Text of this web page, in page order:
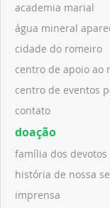
academia marial
água mineral
cidade do romeiro
centro de apoio ao
centro de eventos
contato
doação
família dos devotos
história de nossa
imprensa